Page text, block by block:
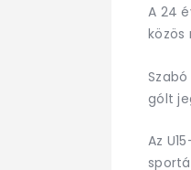
A 24
közös
gólt
Az